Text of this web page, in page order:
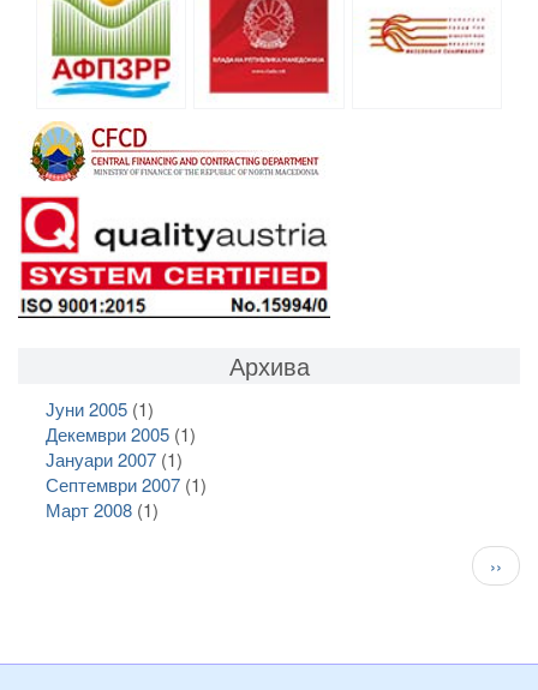
Архива
Јуни 2005(1)
Декември 2005(1)
Јануари 2007(1)
Септември 2007(1)
Март 2008(1)
››